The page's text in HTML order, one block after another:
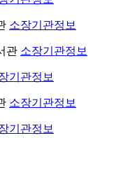
소장기관정보
관 소장기관정보
기관정보
소장기관정보
기관정보